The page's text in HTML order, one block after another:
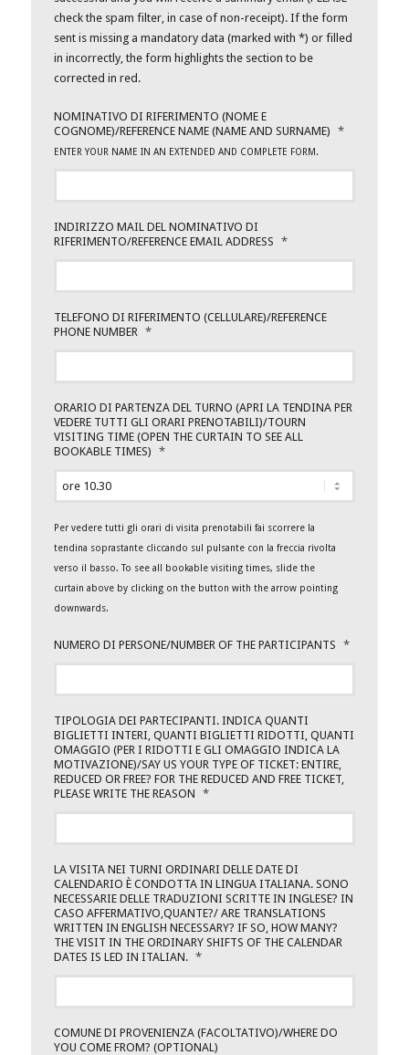
check the spam filter, in case of non-receipt). If the form
sent is missing a mandatory data (marked with *) or filled
in incorrectly, the form highlights the section to be
corrected in red.
NOMINATIVO DI RIFERIMENTO (NOME E
COGNOME)/REFERENCE NAME (NAME AND SURNAME) *
ENTER YOUR NAME IN AN EXTENDED AND COMPLETE FORM.
INDIRIZZO MAIL DEL NOMINATIVO DI
RIFERIMENTO/REFERENCE EMAIL ADDRESS *
TELEFONO DI RIFERIMENTO (CELLULARE)/REFERENCE
PHONE NUMBER *
ORARIO DI PARTENZA DEL TURNO (APRI LA TENDINA PER
VEDERE TUTTI GLI ORARI PRENOTABILI)/TOURN
VISITING TIME (OPEN THE CURTAIN TO SEE ALL
BOOKABLE TIMES) *
Per vedere tutti gli orari di visita prenotabili fai scorrere la
tendina soprastante cliccando sul pulsante con la freccia rivolta
verso il basso. To see all bookable visiting times, slide the
curtain above by clicking on the button with the arrow pointing
downwards.
NUMERO DI PERSONE/NUMBER OF THE PARTICIPANTS *
TIPOLOGIA DEI PARTECIPANTI. INDICA QUANTI
BIGLIETTI INTERI, QUANTI BIGLIETTI RIDOTTI, QUANTI
OMAGGIO (PER I RIDOTTI E GLI OMAGGIO INDICA LA
MOTIVAZIONE)/SAY US YOUR TYPE OF TICKET: ENTIRE,
REDUCED OR FREE? FOR THE REDUCED AND FREE TICKET,
PLEASE WRITE THE REASON *
LA VISITA NEI TURNI ORDINARI DELLE DATE DI
CALENDARIO È CONDOTTA IN LINGUA ITALIANA. SONO
NECESSARIE DELLE TRADUZIONI SCRITTE IN INGLESE? IN
CASO AFFERMATIVO,QUANTE?/ ARE TRANSLATIONS
WRITTEN IN ENGLISH NECESSARY? IF SO, HOW MANY?
THE VISIT IN THE ORDINARY SHIFTS OF THE CALENDAR
DATES IS LED IN ITALIAN. *
COMUNE DI PROVENIENZA (FACOLTATIVO)/WHERE DO
YOU COME FROM? (OPTIONAL)